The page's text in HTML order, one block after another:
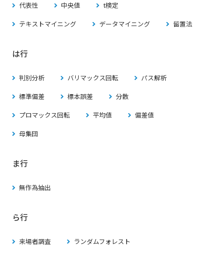
代表性
中央値
t検定
テキストマイニング
データマイニング 留置法
は行
判別分析 バリマックス回転
パス解析
標準偏差
標本誤差
分散
プロマックス回転
平均値
偏差値
母集団
ま行
無作為抽出
ら行
来場者調査 ランダムフォレスト